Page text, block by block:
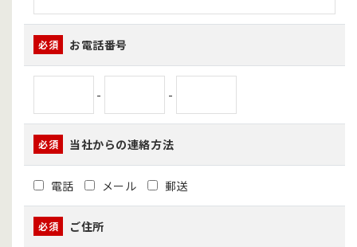
必須 お電話番号
- -
必須 当社からの連絡方法
電話 メール 郵送
必須 ご住所